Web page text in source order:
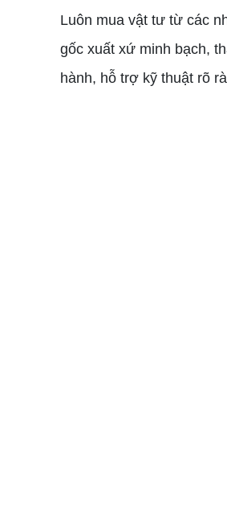
Luôn mua vật tư từ các
gốc xuất xứ minh bạch,
hành, hỗ trợ kỹ thuật rõ